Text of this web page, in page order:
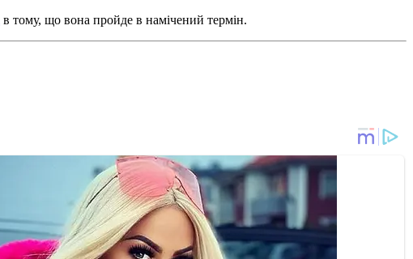
в тому, що вона пройде в намічений термін.